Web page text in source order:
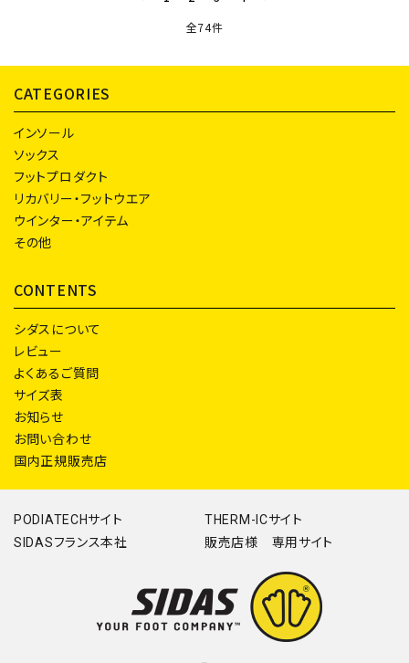
全74件
CATEGORIES
インソール
ソックス
フットプロダクト
リカバリー・フットウエア
ウインター・アイテム
その他
CONTENTS
シダスについて
レビュー
よくあるご質問
サイズ表
お知らせ
お問い合わせ
国内正規販売店
PODIATECHサイト
THERM-ICサイト
SIDASフランス本社
販売店様 専用サイト